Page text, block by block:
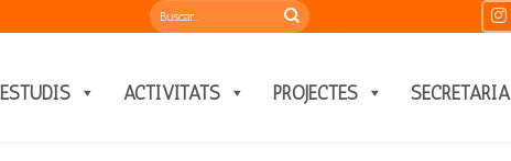
ESTUDIS ACTIVITATS PROJECTES SECRETARIA